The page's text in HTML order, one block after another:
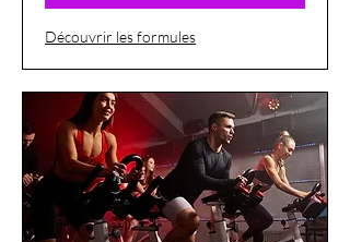
Découvrir les formules